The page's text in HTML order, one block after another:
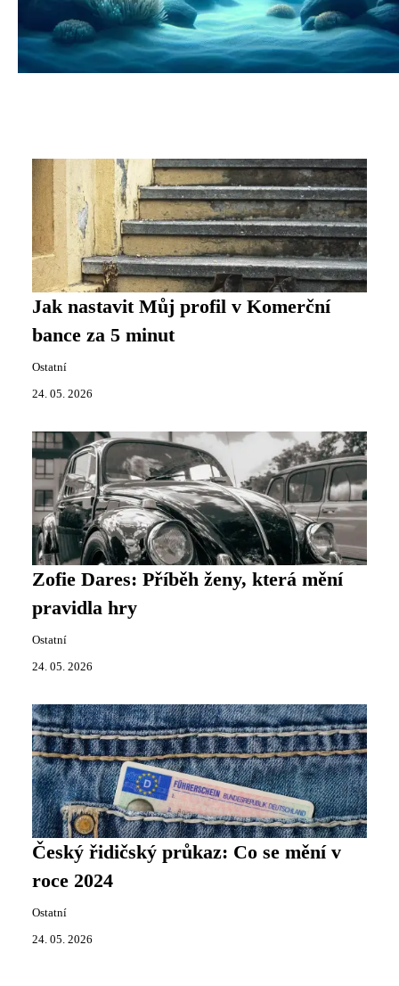
Jak nastavit Můj profil v Komerční
bance za 5 minut
Ostatní
24. 05. 2026
Zofie Dares: Příběh ženy, která mění
pravidla hry
Ostatní
24. 05. 2026
Český řidičský průkaz: Co se mění v
roce 2024
Ostatní
24. 05. 2026